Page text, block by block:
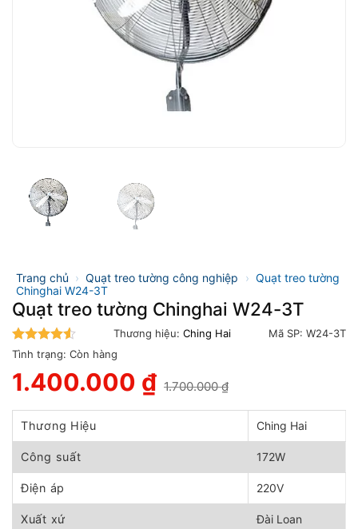
Trang chủ › Quạt treo tường công nghiệp › Quạt treo tường
Chinghai W24-3T
Quạt treo tường Chinghai W24-3T
4.5trên 5
Thương hiệu:Ching Hai Mã SP: W24-3T
Tình trạng: Còn hàng
1.700.000₫
gốc
là:
1.700.000 ₫.
1.400.000 ₫
hiện
tại
1.400.000 ₫.
Thương Hiệu Ching Hai
Công suất 172W
Điện áp 220V
Xuất xứ Đài Loan